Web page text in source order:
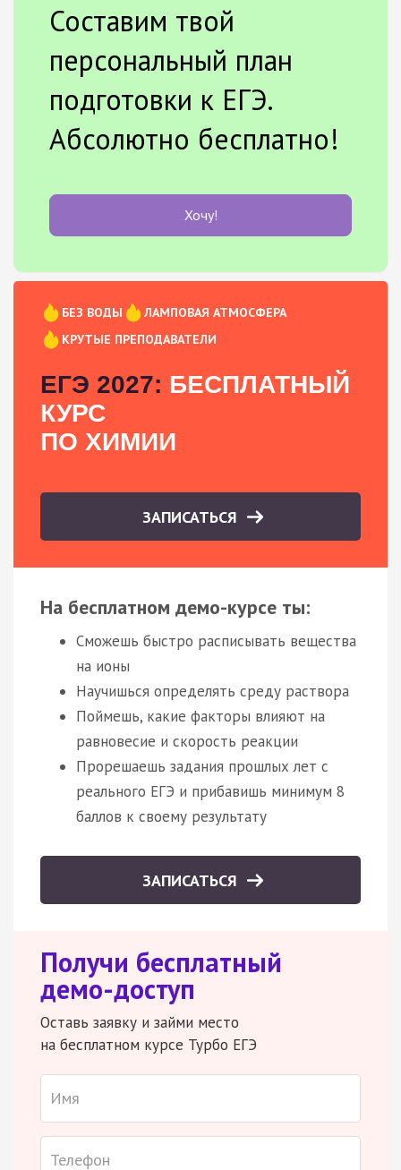
Составим твой
персональный план
подготовки к ЕГЭ.
Абсолютно бесплатно!
Хочу!
БЕЗ ВОДЫ
ЛАМПОВАЯ АТМОСФЕРА
КРУТЫЕ ПРЕПОДАВАТЕЛИ
ЕГЭ 2027: БЕСПЛАТНЫЙ
КУРС
ПО ХИМИИ
ЗАПИСАТЬСЯ
На бесплатном демо-курсе ты:
Сможешь быстро расписывать вещества
на ионы
Научишься определять среду раствора
Поймешь, какие факторы влияют на
равновесие и скорость реакции
Прорешаешь задания прошлых лет с
реального ЕГЭ и прибавишь минимум 8
баллов к своему результату
ЗАПИСАТЬСЯ
Получи бесплатный
демо-доступ
Оставь заявку и займи место
на бесплатном курсе Турбо ЕГЭ